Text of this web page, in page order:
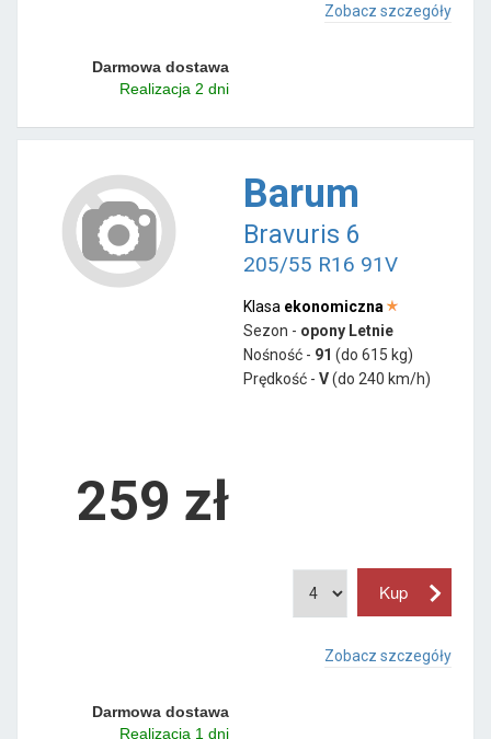
Zobacz szczegóły
Darmowa dostawa
Realizacja 2 dni
Barum
Bravuris 6
205/55 R16 91V
Klasa ekonomiczna
Sezon - opony Letnie
Nośność - 91 (do 615 kg)
Prędkość - V(do 240 km/h)
259 zł
Zobacz szczegóły
Darmowa dostawa
Realizacja 1 dni